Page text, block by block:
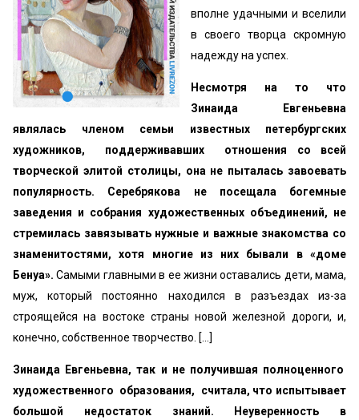
вполне удачными и вселили
в своего творца скромную
надежду на успех.
Несмотря на то что
Зинаида Евгеньевна
являлась членом семьи известных петербургских
художников, поддерживавших отношения со всей
творческой элитой столицы, она не пыталась завоевать
популярность. Серебрякова не посещала богемные
заведения и собрания художественных объединений, не
стремилась завязывать нужные и важные знакомства со
знаменитостями, хотя многие из них бывали в «доме
Бенуа».Самыми главными в ее жизни оставались дети, мама,
муж, который постоянно находился в разъездах из-за
строящейся на востоке страны новой железной дороги, и,
конечно, собственное творчество. [...]
Зинаида Евгеньевна, так и не получившая полноценного
художественного образования, считала, что испытывает
большой недостаток знаний. Неуверенность в